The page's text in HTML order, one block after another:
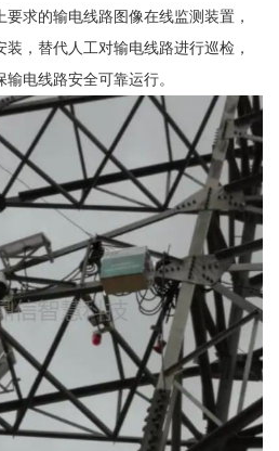
求的输电线路图像在线监测装置，
，替代人工对输电线路进行巡检，
电线路安全可靠运行。